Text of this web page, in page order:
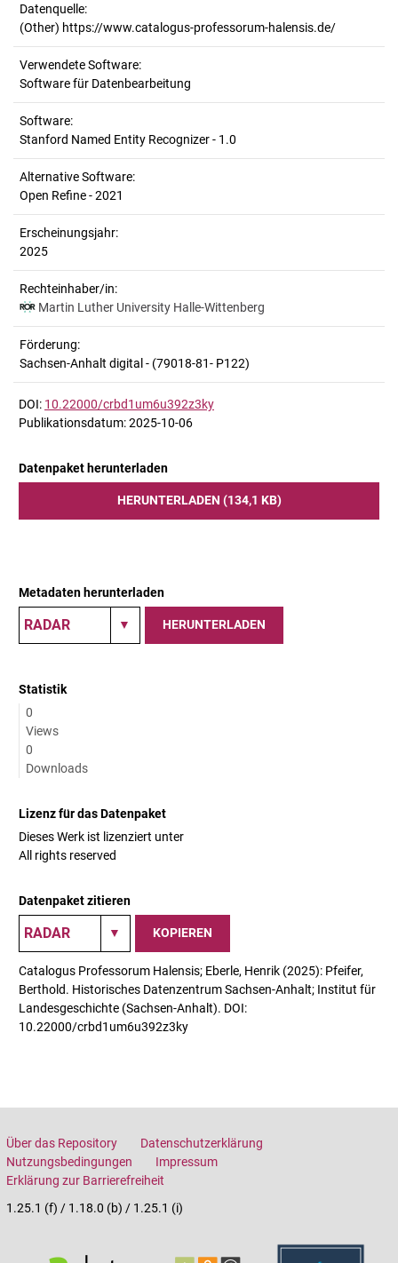
Datenquelle:
(Other) https://www.catalogus-professorum-halensis.de/
Verwendete Software:
Software für Datenbearbeitung
Software:
Stanford Named Entity Recognizer - 1.0
Alternative Software:
Open Refine - 2021
Erscheinungsjahr:
2025
Rechteinhaber/in:
Martin Luther University Halle-Wittenberg
Förderung:
Sachsen-Anhalt digital - (79018-81- P122)
DOI: 10.22000/crbd1um6u392z3ky
Publikationsdatum: 2025-10-06
Datenpaket herunterladen
HERUNTERLADEN (134,1 KB)
Metadaten herunterladen
HERUNTERLADEN
Statistik
0
Views
0
Downloads
Lizenz für das Datenpaket
Dieses Werk ist lizenziert unter
All rights reserved
Datenpaket zitieren
KOPIEREN
Catalogus Professorum Halensis; Eberle, Henrik (2025): Pfeifer,
Berthold. Historisches Datenzentrum Sachsen-Anhalt; Institut für
Landesgeschichte (Sachsen-Anhalt). DOI:
10.22000/crbd1um6u392z3ky
Über das Repository
Datenschutzerklärung
Nutzungsbedingungen
Impressum
Erklärung zur Barrierefreiheit
1.25.1 (f) / 1.18.0 (b) / 1.25.1 (i)